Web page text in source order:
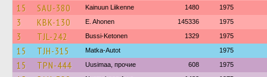
15 SAU-380 Kainuun Liikenne 1480 1975
3 KBK-130 E. Ahonen 145336 1975
3 TJL-242 Bussi-Ketonen 1329 1975
15 TJH-315 Matka-Autot 1975
15 TPN-444 Uusimaa, прочие 608 1975